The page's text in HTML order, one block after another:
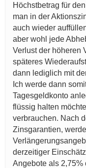
Höchstbetrag für
man in der
auch wieder
aber wohl jede
Verlust der höheren
späteres
dann lediglich mit
Ich werde dann
Tagesgeldkonto
flüssig halten
verbrauchen. Nach
Zinsgarantien,
derzeitiger
Angebote als 2,75%